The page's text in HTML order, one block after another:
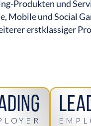
Produkten und
Mobile und Social
erstklassiger